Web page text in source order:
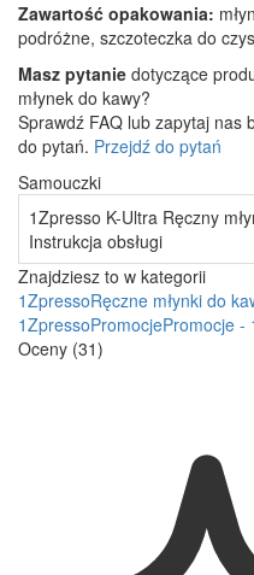
Zawartość opakowania:
podróżne, szczoteczka do
Masz pytanie dotyczące
młynek do kawy?
Sprawdź FAQ lub zapytaj nas
do pytań. Przejdź do pytań
Samouczki
1Zpresso K-Ultra Ręczny
Instrukcja obsługi
Znajdziesz to w kategorii
1ZpressoRęczne młynki do
1ZpressoPromocjePromocje -
Oceny (31)